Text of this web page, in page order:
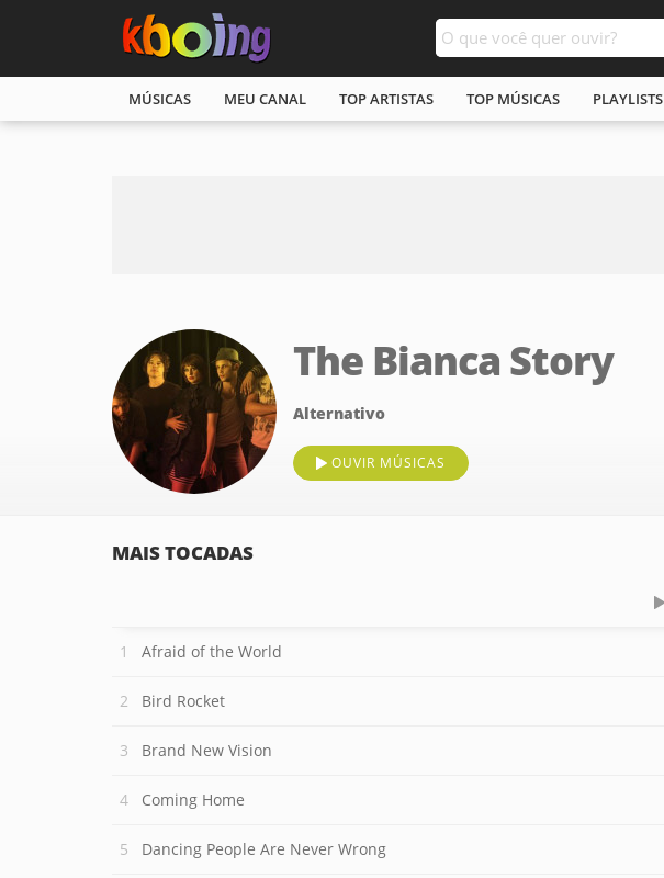
MÚSICAS MEU CANAL TOP ARTISTAS TOP MÚSICAS PLAYLISTS
The Bianca Story
Alternativo
OUVIR MÚSICAS
MAIS TOCADAS
Afraid of the World
Bird Rocket
Brand New Vision
Coming Home
Dancing People Are Never Wrong